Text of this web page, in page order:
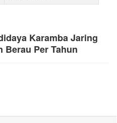
Karamba Jaring
Berau Per Tahun